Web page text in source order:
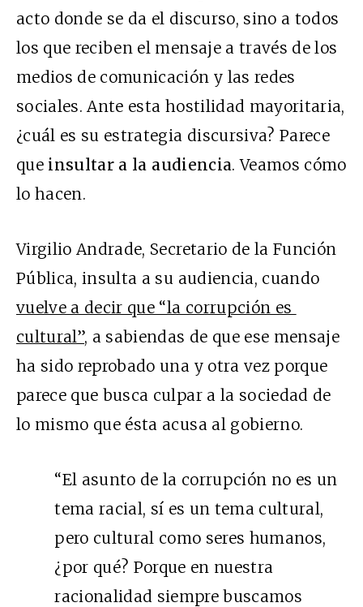
acto donde se da el discurso, sino a todos
los que reciben el mensaje a través de los
medios de comunicación y las redes
sociales. Ante esta hostilidad mayoritaria,
¿cuál es su estrategia discursiva? Parece
que insultar a la audiencia. Veamos cómo
lo hacen.
Virgilio Andrade, Secretario de la Función
Pública, insulta a su audiencia, cuando
vuelve a decir que “la corrupción es
cultural”, a sabiendas de que ese mensaje
ha sido reprobado una y otra vez porque
parece que busca culpar a la sociedad de
lo mismo que ésta acusa al gobierno.
“El asunto de la corrupción no es un
tema racial, sí es un tema cultural,
pero cultural como seres humanos,
¿por qué? Porque en nuestra
racionalidad siempre buscamos